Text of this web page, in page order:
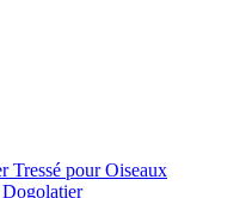
Tressé pour Oiseaux